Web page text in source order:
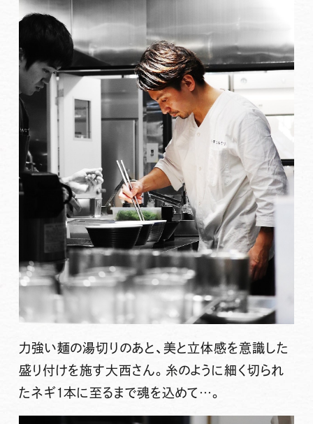
力強い麺の湯切りのあと、美と立体感を意識した
盛り付けを施す大西さん。糸のように細く切られ
たネギ1本に至るまで魂を込めて…。